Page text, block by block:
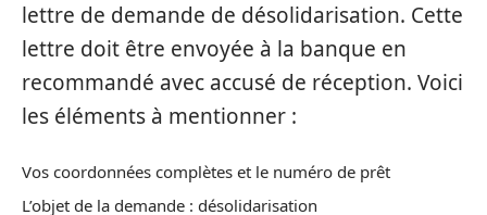
lettre de demande de désolidarisation. Cette
lettre doit être envoyée à la banque en
recommandé avec accusé de réception. Voici
les éléments à mentionner :
Vos coordonnées complètes et le numéro de prêt
L’objet de la demande : désolidarisation